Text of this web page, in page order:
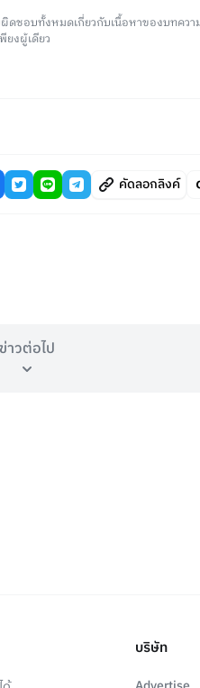
ดชอบทั้งหมดเกี่ยวกับเนื้อหาของบทคว
ยงผู้เดียว
คัดลอกลิงค์
ข่าวต่อไป
บริษัท